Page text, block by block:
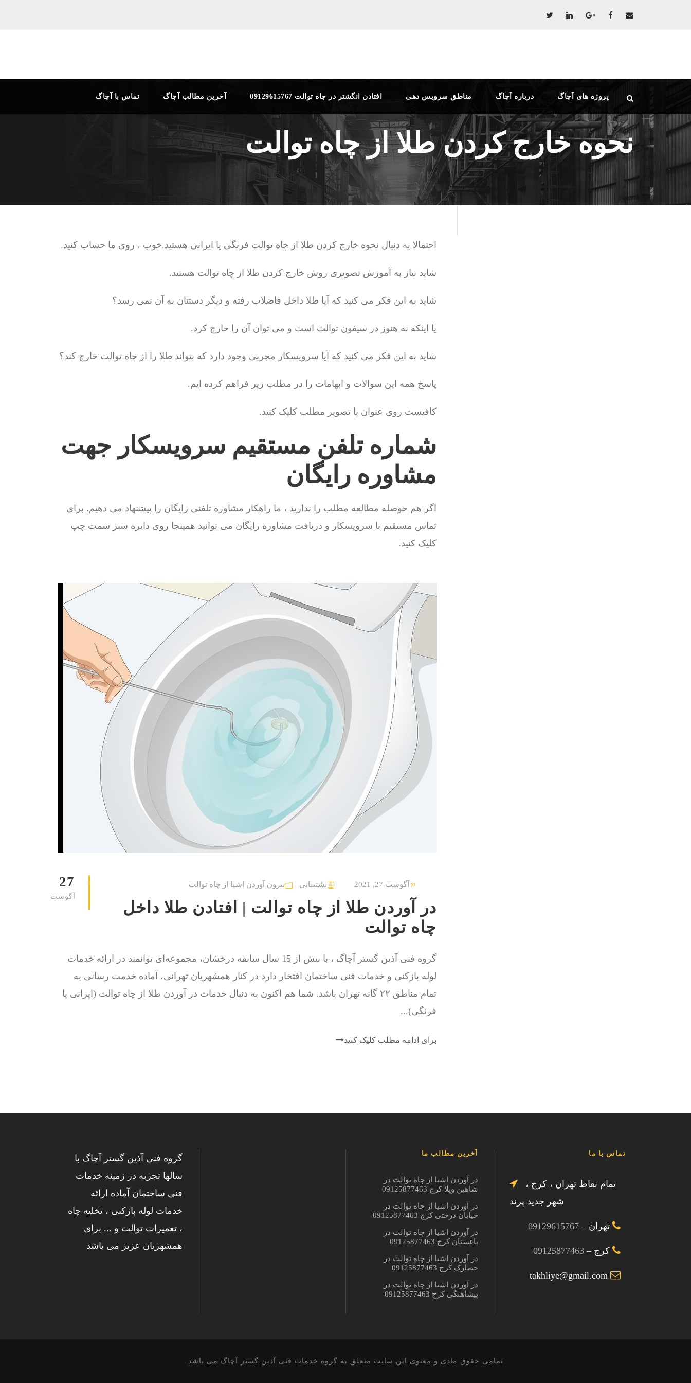
تماس با آچاگ آخرین مطالب آچاگ افتادن انگشتر در چاه توالت 09129615767 مناطق سرویس دهی درباره آچاگ پروژه های آچاگ
نحوه خارج کردن طلا از چاه توالت
احتمالا به دنبال نحوه خارج کردن طلا از چاه توالت فرنگی یا ایرانی هستید.خوب ، روی ما حساب کنید.
شاید نیاز به آموزش تصویری روش خارج کردن طلا از چاه توالت هستید.
شاید به این فکر می کنید که آیا طلا داخل فاضلاب رفته و دیگر دستتان به آن نمی رسد؟
یا اینکه نه هنوز در سیفون توالت است و می توان آن را خارج کرد.
شاید به این فکر می کنید که آیا سرویسکار مجربی وجود دارد که بتواند طلا را از چاه توالت خارج کند؟
پاسخ همه این سوالات و ابهامات را در مطلب زیر فراهم کرده ایم.
کافیست روی عنوان یا تصویر مطلب کلیک کنید.
شماره تلفن مستقیم سرویسکار جهت
مشاوره رایگان
اگر هم حوصله مطالعه مطلب را ندارید ، ما راهکار مشاوره تلفنی رایگان را پیشنهاد می دهیم. برای
تماس مستقیم با سرویسکار و دریافت مشاوره رایگان می توانید همینجا روی دایره سبز سمت چپ
کلیک کنید.
27
آگوست
آگوست 27, 2021 پشتیبانی بیرون آوردن اشیا از چاه توالت
در آوردن طلا از چاه توالت | افتادن طلا داخل
چاه توالت
گروه فنی آذین گستر آچاگ ، با بیش از 15 سال سابقه درخشان، مجموعه‌ای توانمند در ارائه خدمات
لوله بازکنی و خدمات فنی ساختمان افتخار دارد در کنار همشهریان تهرانی، آماده خدمت رسانی به
تمام مناطق ۲۲ گانه تهران باشد. شما هم اکنون به دنبال خدمات در آوردن طلا از چاه توالت (ایرانی یا
فرنگی)...
برای ادامه مطلب کلیک کنید
گروه فنی آذین گستر آچاگ با
سالها تجربه در زمینه خدمات
فنی ساختمان آماده ارائه
خدمات لوله بازکنی ، تخلیه چاه
، تعمیرات توالت و ... برای
همشهریان عزیز می باشد
آخرین مطالب ما
در آوردن اشیا از چاه توالت در
شاهین ویلا کرج 09125877463
در آوردن اشیا از چاه توالت در
خیابان درختی کرج 09125877463
در آوردن اشیا از چاه توالت در
باغستان کرج 09125877463
در آوردن اشیا از چاه توالت در
حصارک کرج 09125877463
در آوردن اشیا از چاه توالت در
پیشاهنگی کرج 09125877463
تماس با ما
شهر جدید پرند
تهران – 09129615767
کرج – 09125877463
تمامی حقوق مادی و معنوی این سایت متعلق به گروه خدمات فنی آذین گستر آچاگ می باشد